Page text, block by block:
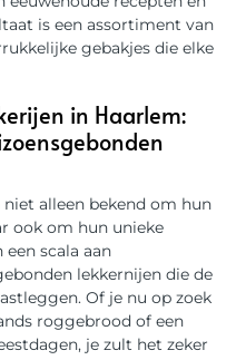
is een assortiment van
gebakjes die elke
in Haarlem:
alleen bekend om hun
ook om hun unieke
scala aan
lekkernijen die de
Of je nu op zoek
roggebrood of een
je zult het zeker